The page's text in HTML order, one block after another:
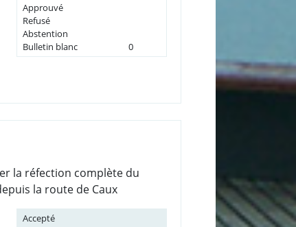
Approuvé
Refusé
Abstention
Bulletin blanc
0
la réfection complète du
la route de Caux
Accepté